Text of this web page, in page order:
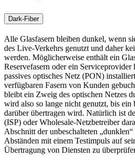
Dark-Fiber
Alle Glasfasern bleiben dunkel, wenn
des Live-Verkehrs genutzt und daher
werden. Möglicherweise enthält ein
Reservefasern oder ein
passives optisches Netz (PON)
verfügbaren Fasern von Kunden
bleibt ein Zweig des optischen Netzes
wird also so lange nicht genutzt, bis ein
darüber übertragen wird. Natürlich ist
(ISP) oder Wholesale-Netzbetreiber
Abschnitt der unbeschalteten
Abständen mit einem Testimpuls auf
Übertragung von Diensten zu